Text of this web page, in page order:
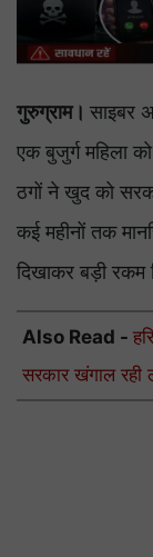
गुरुग्राम। साइबर
एक बुजुर्ग महिला
ठगों ने खुद को
कई महीनों तक
दिखाकर बड़ी रकम
Also Read -
सरकार खंगाल रही